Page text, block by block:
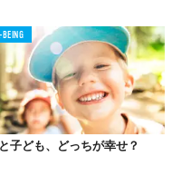
方、
ら心臓病
などのリスクが
がる。子どもたちの未来
。
teens become heart-healthier as adults
Top image: ©
iStock.com/FG Trade
BEING
子ども、どっちが幸せ？